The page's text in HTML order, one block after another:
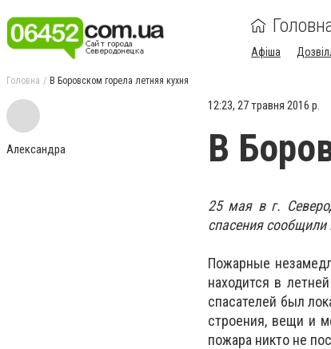
Афіша
Головна В Боровском горела летняя кухня
Александра
12:23, 27 травня 2016 р.
В
25 мая в г.
спасения сообщили
Пожарные
находится в
спасателей был
строения, вещи и
пожара никто не